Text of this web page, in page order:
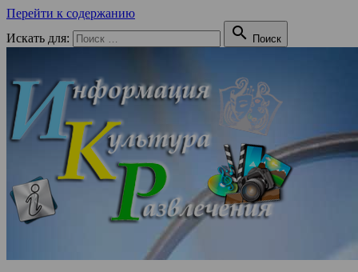
Перейти к содержанию
Искать для:
 Поиск